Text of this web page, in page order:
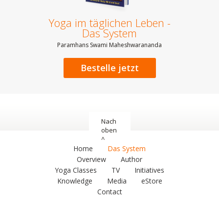
Yoga im täglichen Leben -
Das System
Paramhans Swami Maheshwarananda
Bestelle jetzt
Nach
oben
^
Home
Das System
Overview
Author
Yoga Classes
TV
Initiatives
Knowledge
Media
eStore
Contact